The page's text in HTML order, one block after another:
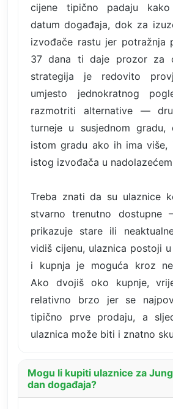
cijene tipično padaju
datum događaja, dok za
izvođače rastu jer potražnja
37 dana ti daje prozor za
strategija je redovito
umjesto jednokratnog
razmotriti alternative —
turneje u susjednom
istom gradu ako ih ima više,
istog izvođača u
Treba znati da su ulaznice
stvarno trenutno dostupne
prikazuje stare ili
vidiš cijenu, ulaznica postoji
i kupnja je moguća kroz
Ako dvojiš oko kupnje,
relativno brzo jer se
tipično prve prodaju, a
ulaznica može biti i znatno
Mogu li kupiti ulaznice za
dan događaja?